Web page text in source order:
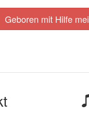
Geboren mit Hilfe